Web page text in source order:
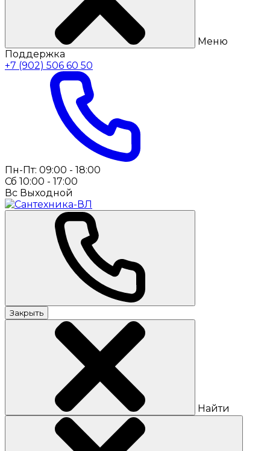
Меню
Поддержка
+7 (902) 506 60 50
Пн-Пт: 09:00 - 18:00
Сб 10:00 - 17:00
Вс Выходной
Закрыть
Найти